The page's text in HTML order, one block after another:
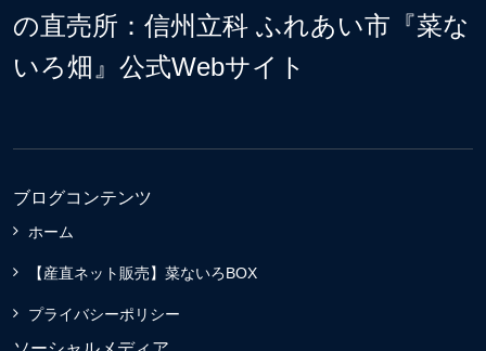
の直売所：信州立科 ふれあい市『菜な
いろ畑』公式Webサイト
ブログコンテンツ
ホーム
【産直ネット販売】菜ないろBOX
プライバシーポリシー